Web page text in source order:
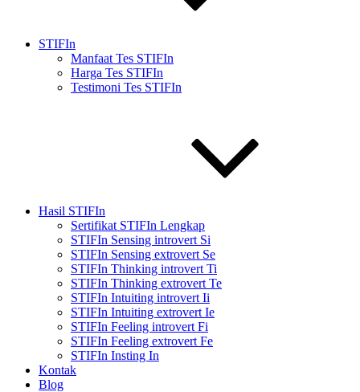
STIFIn
Manfaat Tes STIFIn
Harga Tes STIFIn
Testimoni Tes STIFIn
Hasil STIFIn
Sertifikat STIFIn Lengkap
STIFIn Sensing introvert Si
STIFIn Sensing extrovert Se
STIFIn Thinking introvert Ti
STIFIn Thinking extrovert Te
STIFIn Intuiting introvert Ii
STIFIn Intuiting extrovert Ie
STIFIn Feeling introvert Fi
STIFIn Feeling extrovert Fe
STIFIn Insting In
Kontak
Blog